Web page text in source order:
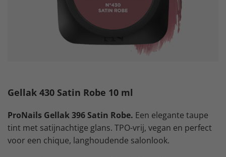
Gellak 430 Satin Robe 10 ml
ProNails Gellak 396 Satin Robe. Een elegante taupe
tint met satijnachtige glans. TPO-vrij, vegan en perfect
voor een chique, langhoudende salonlook.